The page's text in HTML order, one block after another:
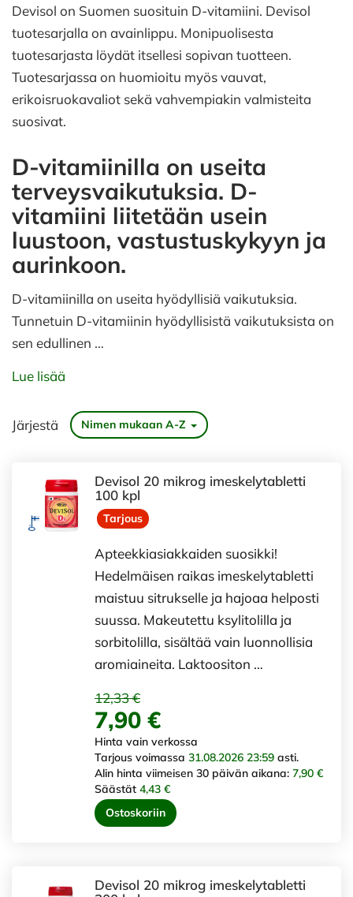
Devisol on Suomen suosituin D-vitamiini. Devisol
tuotesarjalla on avainlippu. Monipuolisesta
tuotesarjasta löydät itsellesi sopivan tuotteen.
Tuotesarjassa on huomioitu myös vauvat,
erikoisruokavaliot sekä vahvempiakin valmisteita
suosivat.
D-vitamiinilla on useita
terveysvaikutuksia. D-
vitamiini liitetään usein
luustoon, vastustuskykyyn ja
aurinkoon.
D-vitamiinilla on useita hyödyllisiä vaikutuksia.
Tunnetuin D-vitamiinin hyödyllisistä vaikutuksista on
sen edullinen …
Lue lisää
Järjestä Nimen mukaan A-Z
Devisol 20 mikrog imeskelytabletti
100 kpl
Tarjous
Apteekkiasiakkaiden suosikki!
Hedelmäisen raikas imeskelytabletti
maistuu sitrukselle ja hajoaa helposti
suussa. Makeutettu ksylitolilla ja
sorbitolilla, sisältää vain luonnollisia
aromiaineita. Laktoositon …
12,33 €
7,90 €
Hinta vain verkossa
Tarjous voimassa 31.08.2026 23:59 asti.
Alin hinta viimeisen 30 päivän aikana: 7,90 €
Säästät 4,43 €
Ostoskoriin
Devisol 20 mikrog imeskelytabletti